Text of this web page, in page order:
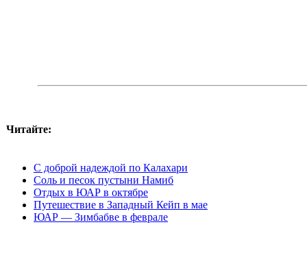
Читайте:
С доброй надеждой по Калахари
Соль и песок пустыни Намиб
Отдых в ЮАР в октябре
Путешествие в Западный Кейп в мае
ЮАР — Зимбабве в феврале